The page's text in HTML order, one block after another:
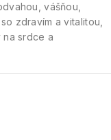
vášňou,
zdravím a vitalitou,
srdce a